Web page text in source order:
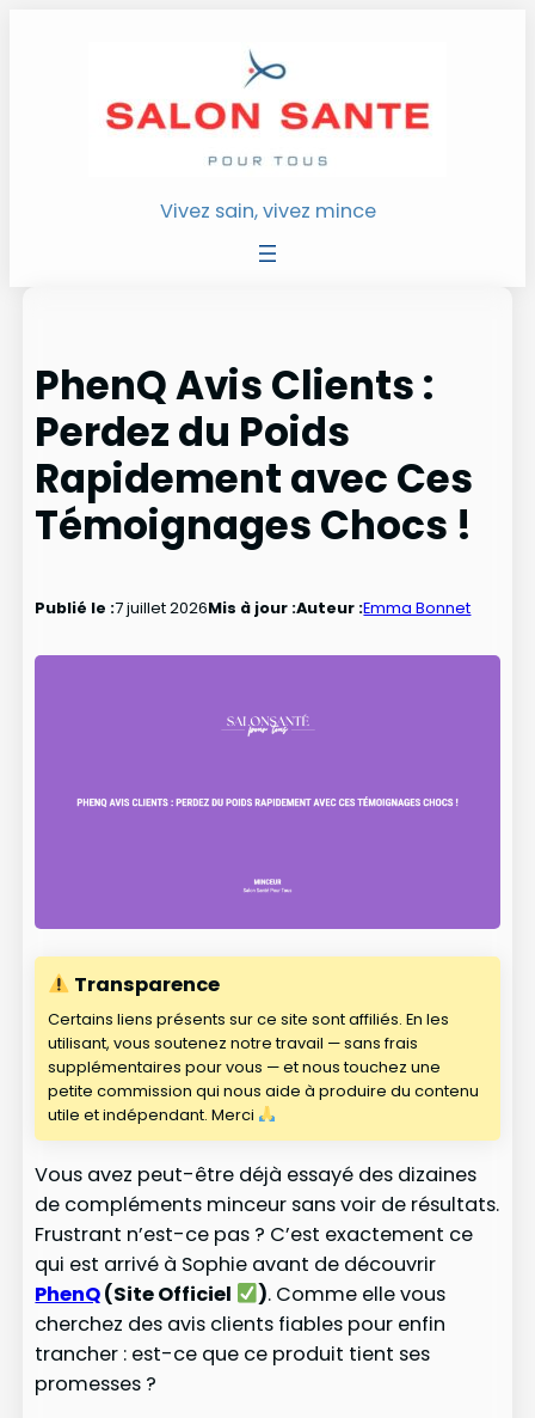
Vivez sain, vivez mince
PhenQ Avis Clients :
Perdez du Poids
Rapidement avec Ces
Témoignages Chocs !
Publié le :7 juillet 2026Mis à jour :Auteur :Emma Bonnet
Transparence
Certains liens présents sur ce site sont affiliés. En les
utilisant, vous soutenez notre travail — sans frais
supplémentaires pour vous — et nous touchez une
petite commission qui nous aide à produire du contenu
utile et indépendant. Merci
Vous avez peut-être déjà essayé des dizaines
de compléments minceur sans voir de résultats.
Frustrant n’est-ce pas ? C’est exactement ce
qui est arrivé à Sophie avant de découvrir
PhenQ(Site Officiel ). Comme elle vous
cherchez des avis clients fiables pour enfin
trancher : est-ce que ce produit tient ses
promesses ?